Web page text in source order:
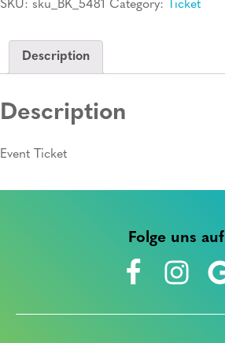
quantity
SKU: sku_BK_5481 Category: Ticket
Description
Description
Event Ticket
Folge uns auf